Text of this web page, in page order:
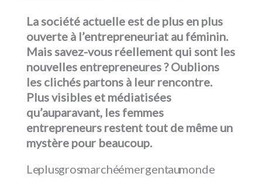
La société actuelle est de plus en plus
ouverte à l’entrepreneuriat au féminin.
Mais savez-vous réellement qui sont les
nouvelles entrepreneures ? Oublions
les clichés partons à leur rencontre.
Plus visibles et médiatisées
qu’auparavant, les femmes
entrepreneurs restent tout de même un
mystère pour beaucoup.
Le plus gros marché émergent au monde